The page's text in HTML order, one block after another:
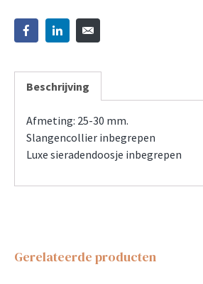
Beschrijving
Afmeting: 25-30 mm.
Slangencollier inbegrepen
Luxe sieradendoosje inbegrepen
Gerelateerde producten